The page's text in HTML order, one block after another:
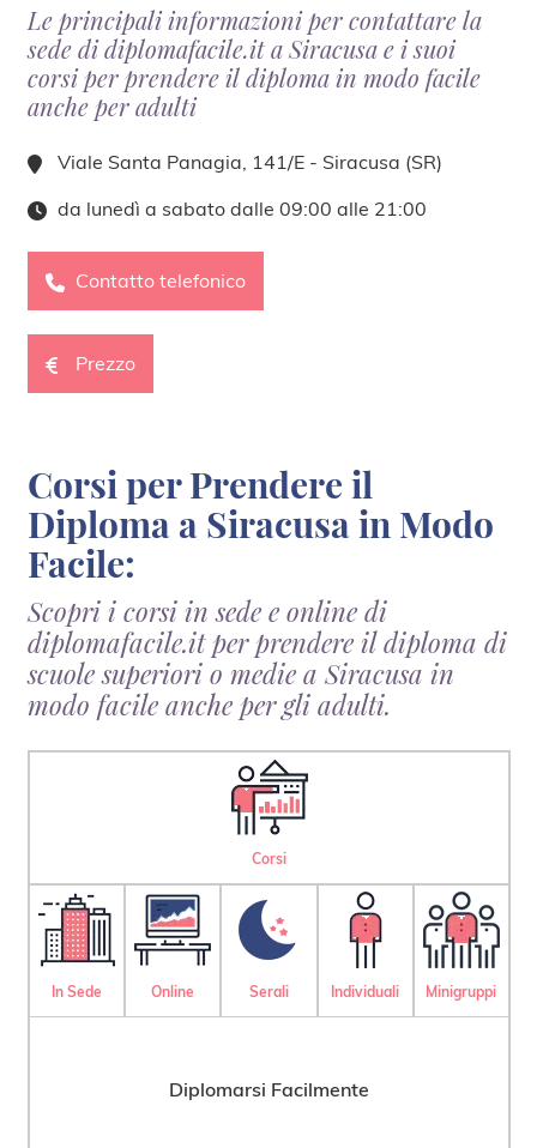
Le principali informazioni per contattare la
sede di diplomafacile.it a Siracusa e i suoi
corsi per prendere il diploma in modo facile
anche per adulti
Viale Santa Panagia, 141/E - Siracusa (SR)
da lunedì a sabato dalle 09:00 alle 21:00
Contatto telefonico
Prezzo
Corsi per Prendere il
Diploma a Siracusa in Modo
Facile:
Scopri i corsi in sede e online di
diplomafacile.it per prendere il diploma di
scuole superiori o medie a Siracusa in
modo facile anche per gli adulti.
Corsi
In Sede Online Serali Individuali Minigruppi
Diplomarsi Facilmente